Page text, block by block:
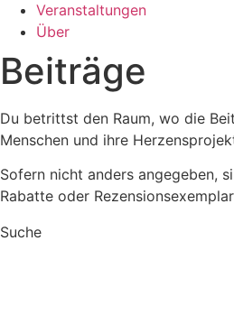
Veranstaltungen
Über
Beiträge
Du betrittst den Raum, wo die
Menschen und ihre
Sofern nicht anders angegeben,
Rabatte oder
Suche